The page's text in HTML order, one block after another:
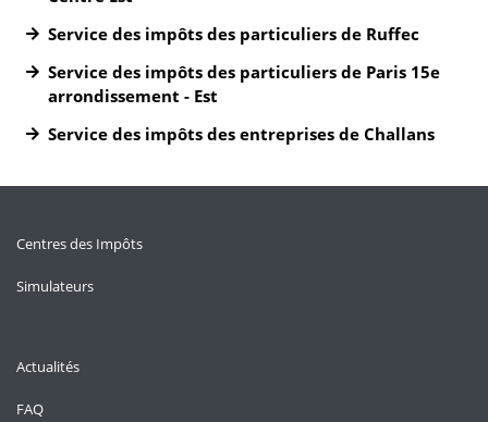
Service des impôts des particuliers de Ruffec
Service des impôts des particuliers de Paris 15e
arrondissement - Est
Service des impôts des entreprises de Challans
Centres des Impôts
Simulateurs
Actualités
FAQ